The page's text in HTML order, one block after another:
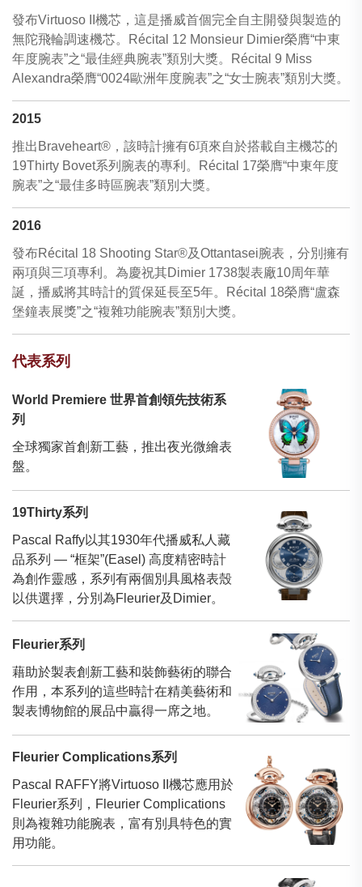
發布Virtuoso II機芯，這是播威首個完全自主開發與製造的
無陀飛輪調速機芯。Récital 12 Monsieur Dimier榮膺“中東
年度腕表”之“最佳經典腕表”類別大獎。Récital 9 Miss
Alexandra榮膺“0024歐洲年度腕表”之“女士腕表”類別大獎。
2015
推出Braveheart®，該時計擁有6項來自於搭載自主機芯的
19Thirty Bovet系列腕表的專利。Récital 17榮膺“中東年度
腕表”之“最佳多時區腕表”類別大獎。
2016
發布Récital 18 Shooting Star®及Ottantasei腕表，分別擁有
兩項與三項專利。為慶祝其Dimier 1738製表廠10周年華
誕，播威將其時計的質保延長至5年。Récital 18榮膺“盧森
堡鐘表展獎”之“複雜功能腕表”類別大獎。
代表系列
World Premiere 世界首創領先技術系
列
全球獨家首創新工藝，推出夜光微繪表
盤。
19Thirty系列
Pascal Raffy以其1930年代播威私人藏
品系列 — “框架”(Easel) 高度精密時計
為創作靈感，系列有兩個別具風格表殼
以供選擇，分別為Fleurier及Dimier。
Fleurier系列
藉助於製表創新工藝和裝飾藝術的聯合
作用，本系列的這些時計在精美藝術和
製表博物館的展品中贏得一席之地。
Fleurier Complications系列
Pascal RAFFY將Virtuoso II機芯應用於
Fleurier系列，Fleurier Complications
則為複雜功能腕表，富有別具特色的實
用功能。